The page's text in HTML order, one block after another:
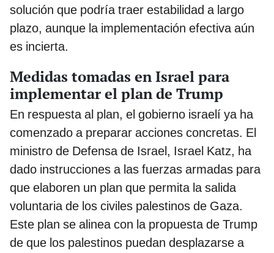
solución que podría traer estabilidad a largo
plazo, aunque la implementación efectiva aún
es incierta.
Medidas tomadas en Israel para
implementar el plan de Trump
En respuesta al plan, el gobierno israelí ya ha
comenzado a preparar acciones concretas. El
ministro de Defensa de Israel, Israel Katz, ha
dado instrucciones a las fuerzas armadas para
que elaboren un plan que permita la salida
voluntaria de los civiles palestinos de Gaza.
Este plan se alinea con la propuesta de Trump
de que los palestinos puedan desplazarse a